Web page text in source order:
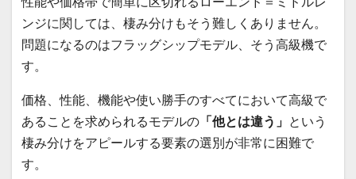
ンジに関しては、棲み分けもそう難しくありません。
問題になるのはフラッグシップモデル、そう高級機で
す。
価格、性能、機能や使い勝手のすべてにおいて高級で
あることを求められるモデルの 「他とは違う」 という
棲み分けをアピールする要素の選別が非常に困難で
す。